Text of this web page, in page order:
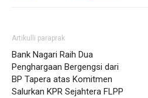
Artikulli paraprak
Bank Nagari Raih Dua
Penghargaan Bergengsi dari
BP Tapera atas Komitmen
Salurkan KPR Sejahtera FLPP